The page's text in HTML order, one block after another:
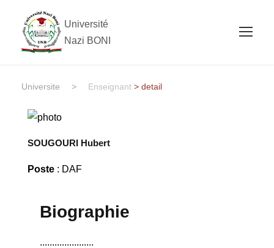
Université
Nazi BONI
Universite > Enseignant > detail
SOUGOURI Hubert
Poste: DAF
Biographie
......................